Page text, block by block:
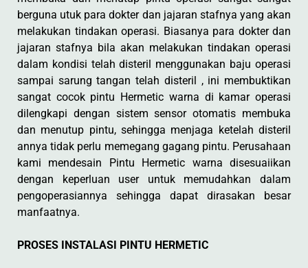
berguna utuk para dokter dan jajaran stafnya yang akan
melakukan tindakan operasi. Biasanya para dokter dan
jajaran stafnya bila akan melakukan tindakan operasi
dalam kondisi telah disteril menggunakan baju operasi
sampai sarung tangan telah disteril , ini membuktikan
sangat cocok pintu Hermetic warna di kamar operasi
dilengkapi dengan sistem sensor otomatis membuka
dan menutup pintu, sehingga menjaga ketelah disteril
annya tidak perlu memegang gagang pintu. Perusahaan
kami mendesain Pintu Hermetic warna disesuaiikan
dengan keperluan user untuk memudahkan dalam
pengoperasiannya sehingga dapat dirasakan besar
manfaatnya.
PROSES INSTALASI PINTU HERMETIC